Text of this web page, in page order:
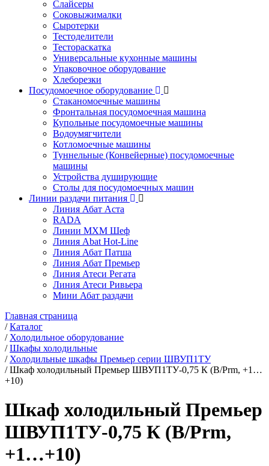
Слайсеры
Соковыжималки
Сыротерки
Тестоделители
Тестораскатка
Универсальные кухонные машины
Упаковочное оборудование
Хлеборезки
Посудомоечное оборудование
Стаканомоечные машины
Фронтальная посудомоечная машина
Купольные посудомоечные машины
Водоумягчители
Котломоечные машины
Туннельные (Конвейерные) посудомоечные
машины
Устройства душирующие
Столы для посудомоечных машин
Линии раздачи питания
Линия Абат Аста
RADA
Линии МХМ Шеф
Линия Abat Hot-Line
Линия Абат Патша
Линия Абат Премьер
Линия Атеси Регата
Линия Атеси Ривьера
Мини Абат раздачи
Главная страница
/Каталог
/ Холодильное оборудование
/Шкафы холодильные
/ Холодильные шкафы Премьер серии ШВУП1ТУ
/Шкаф холодильный Премьер ШВУП1ТУ-0,75 К (В/Prm, +1…
+10)
Шкаф холодильный Премьер
ШВУП1ТУ-0,75 К (В/Prm,
+1…+10)